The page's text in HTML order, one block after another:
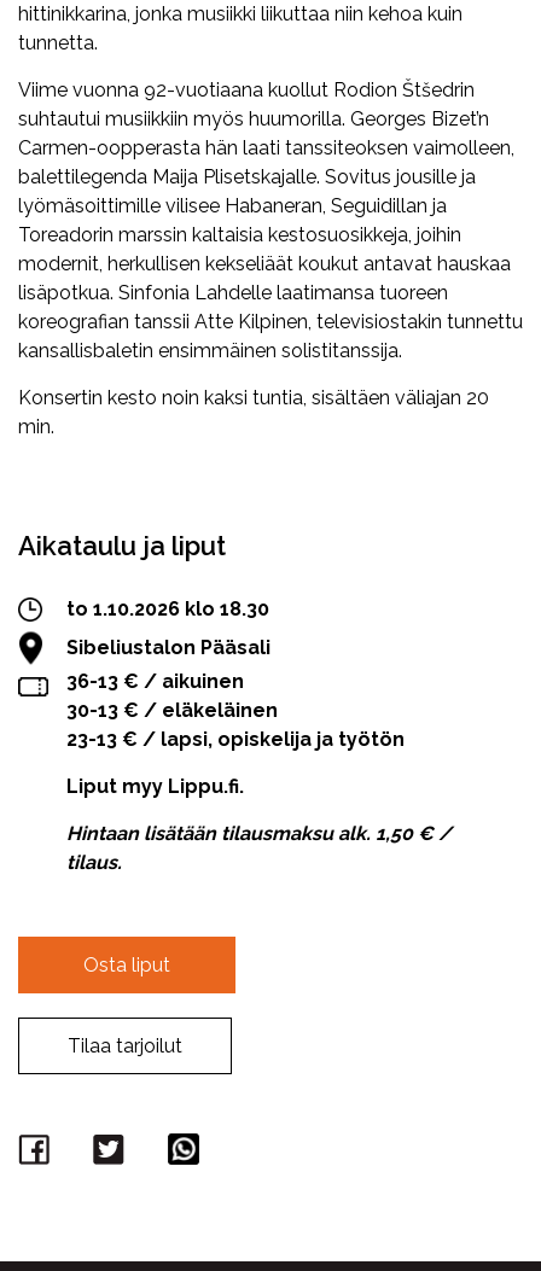
hittinikkarina, jonka musiikki liikuttaa niin kehoa kuin
tunnetta.
Viime vuonna 92-vuotiaana kuollut Rodion Štšedrin
suhtautui musiikkiin myös huumorilla. Georges Bizet’n
Carmen-oopperasta hän laati tanssiteoksen vaimolleen,
balettilegenda Maija Plisetskajalle. Sovitus jousille ja
lyömäsoittimille vilisee Habaneran, Seguidillan ja
Toreadorin marssin kaltaisia kestosuosikkeja, joihin
modernit, herkullisen kekseliäät koukut antavat hauskaa
lisäpotkua. Sinfonia Lahdelle laatimansa tuoreen
koreografian tanssii Atte Kilpinen, televisiostakin tunnettu
kansallisbaletin ensimmäinen solistitanssija.
Konsertin kesto noin kaksi tuntia, sisältäen väliajan 20
min.
Aikataulu ja liput
to 1.10.2026 klo 18.30
Sibeliustalon Pääsali
36-13 € / aikuinen
30-13 € / eläkeläinen
23-13 € / lapsi, opiskelija ja työtön
Liput myy Lippu.fi.
Hintaan lisätään tilausmaksu alk. 1,50 € /
tilaus.
Osta liput
Tilaa tarjoilut
Facebook
Twitter